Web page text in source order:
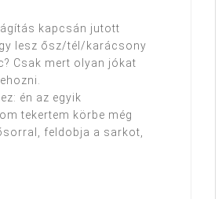
kapcsán jutott
lesz ősz/tél/karácsony
Csak mert olyan jókat
én az egyik
tekertem körbe még
feldobja a sarkot,